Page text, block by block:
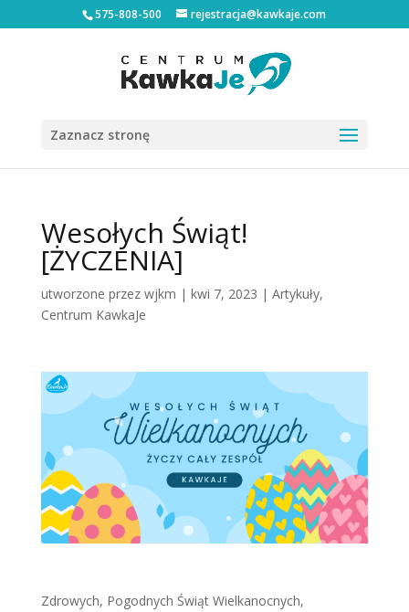
575-808-500 rejestracja@kawkaje.com
Zaznacz stronę
Wesołych Świąt!
[ŻYCZENIA]
utworzone przez wjkm | kwi 7, 2023 | Artykuły,
Centrum KawkaJe
Zdrowych, Pogodnych Świąt Wielkanocnych,